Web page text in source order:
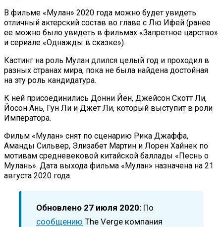
В фильме «Мулан» 2020 года можно будет увидеть
отличный актерский состав во главе с Лю Ифей (ранее
ее можно было увидеть в фильмах «Запретное царство»
и сериале «Однажды в сказке»).
Кастинг на роль Мулан длился целый год и проходил в
разных странах мира, пока не была найдена достойная
на эту роль кандидатура.
К ней присоединились Донни Йен, Джейсон Скотт Ли,
Йосон Ань, Гун Ли и Джет Ли, который выступит в роли
Императора.
Фильм «Мулан» снят по сценарию Рика Джаффа,
Аманды Сильвер, Элизабет Мартин и Лорен Хайнек по
мотивам средневековой китайской баллады «Песнь о
Мулань». Дата выхода фильма «Мулан» назначена на 21
августа 2020 года.
Обновлено 27 июля 2020: По
сообщению The Verge компания